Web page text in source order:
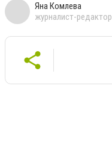
Яна Комлева
журналист-редактор